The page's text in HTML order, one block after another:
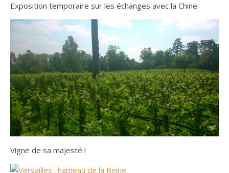
Exposition temporaire sur les échanges avec la Chine
Vigne de sa majesté !